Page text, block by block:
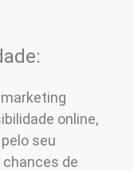
online,
seu
de